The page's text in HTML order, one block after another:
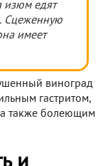
изюм едят
Сцеженную
имеет
виноград
гастритом,
также болеющим